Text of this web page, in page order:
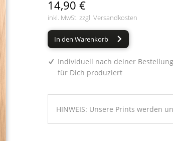
14,90 €
inkl. MwSt. zzgl. Versandkosten
In den Warenkorb
Individuell nach deiner Bestellung
für Dich produziert
HINWEIS: Unsere Prints werden